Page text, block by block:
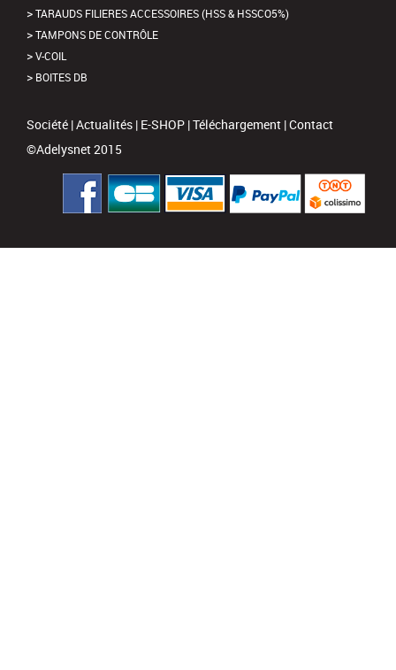
TARAUDS FILIERES ACCESSOIRES (HSS & HSSCO5%)
TAMPONS DE CONTRÔLE
V-COIL
BOITES DB
Société |Actualités | E-SHOP |Téléchargement |Contact
©Adelysnet 2015